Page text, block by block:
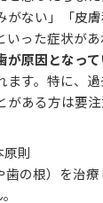
がない」「皮
いった症状が
が原因となっ
ます。特に、
ある方は要注
則
の根）を治療